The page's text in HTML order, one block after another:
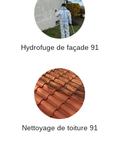
Hydrofuge de façade 91
Nettoyage de toiture 91